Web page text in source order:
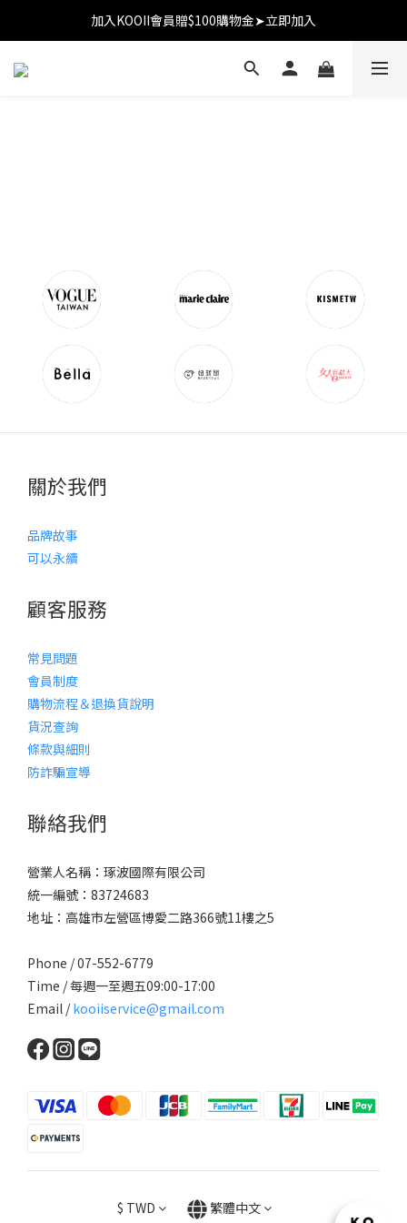
加入KOOII會員贈$100購物金➤立即加入
加入KOOII會員贈$100購物金➤立即加入
全館$3,000免運
關於我們
品牌故事
可以永續
顧客服務
常見問題
會員制度
購物流程＆退換貨說明
貨況查詢
條款與細則
防詐騙宣導
聯絡我們
營業人名稱：琢波國際有限公司
統一編號：83724683
地址：高雄市左營區博愛二路366號11樓之5
Phone / 07-552-6779
Time / 每週一至週五09:00-17:00
Email /kooiiservice@gmail.com
$ TWD 繁體中文